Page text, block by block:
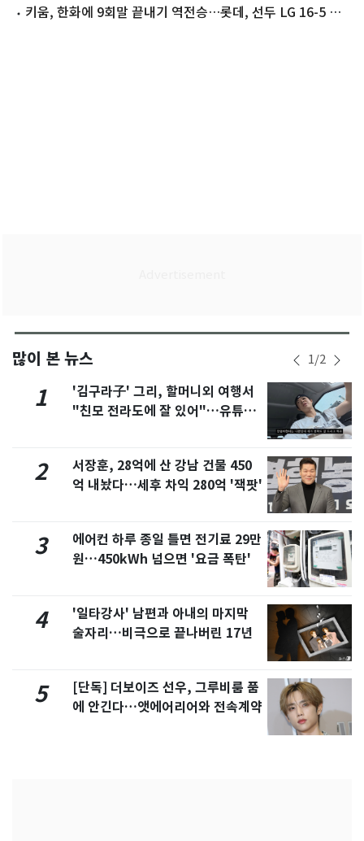
(종합)
키움, 한화에 9회말 끝내기 역전승…롯데, 선두 LG 16-5 대
많이 본 뉴스 1/2
1
'김구라子' 그리, 할머니외 여행서
"친모 전라도에 잘 있어"…유튜브
2
서장훈, 28억에 산 강남 건물 450
억 내놨다…세후 차익 280억 '잭팟'
3
에어컨 하루 종일 틀면 전기료 29만
원…450kWh 넘으면 '요금 폭탄'
4
'일타강사' 남편과 아내의 마지막
술자리…비극으로 끝나버린 17년
5
[단독] 더보이즈 선우, 그루비룸 품
에 안긴다…앳에어리어와 전속계약